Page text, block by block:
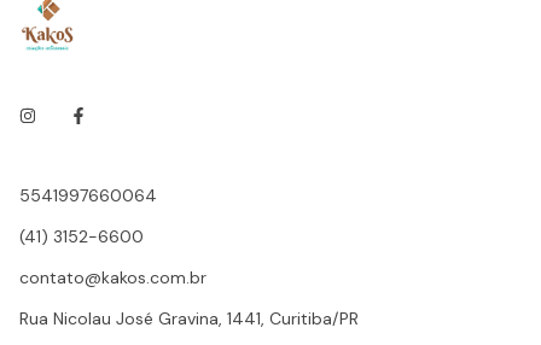
5541997660064
(41) 3152-6600
contato@kakos.com.br
Rua Nicolau José Gravina, 1441, Curitiba/PR